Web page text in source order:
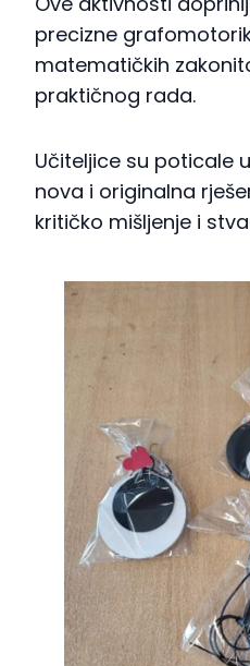
precizne
matematičkih
praktičnog rada.
Učiteljice su poticale
nova i originalna
kritičko mišljenje i